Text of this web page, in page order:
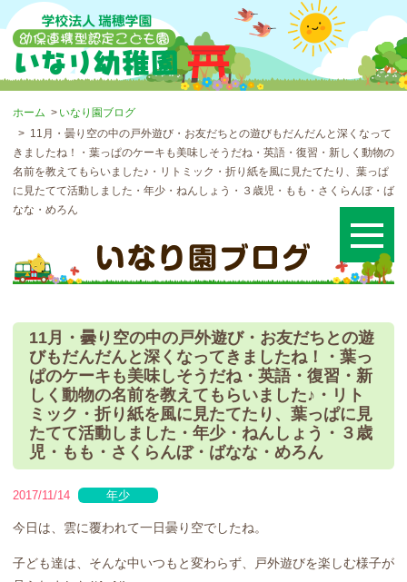
ホーム
いなり園ブログ
11月・曇り空の中の戸外遊び・お友だちとの遊びもだんだんと深くなって
きましたね！・葉っぱのケーキも美味しそうだね・英語・復習・新しく動物の
名前を教えてもらいました♪・リトミック・折り紙を風に見たてたり、葉っぱ
に見たてて活動しました・年少・ねんしょう・３歳児・もも・さくらんぼ・ば
なな・めろん
11月・曇り空の中の戸外遊び・お友だちとの遊
びもだんだんと深くなってきましたね！・葉っ
ぱのケーキも美味しそうだね・英語・復習・新
しく動物の名前を教えてもらいました♪・リト
ミック・折り紙を風に見たてたり、葉っぱに見
たてて活動しました・年少・ねんしょう・３歳
児・もも・さくらんぼ・ばなな・めろん
2017/11/14 年少
今日は、雲に覆われて一日曇り空でしたね。
子ども達は、そんな中いつもと変わらず、戸外遊びを楽しむ様子が